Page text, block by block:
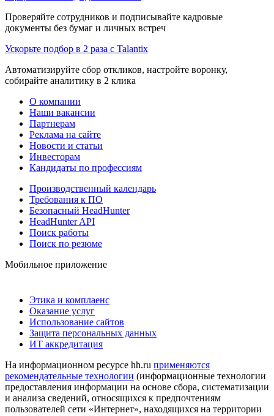
Проверяйте сотрудников и подписывайте кадровые
документы без бумаг и личных встреч
Ускорьте подбор в 2 раза с Talantix
Автоматизируйте сбор откликов, настройте воронку,
собирайте аналитику в 2 клика
О компании
Наши вакансии
Партнерам
Реклама на сайте
Новости и статьи
Инвесторам
Кандидаты по профессиям
Производственный календарь
Требования к ПО
Безопасный HeadHunter
HeadHunter API
Поиск работы
Поиск по резюме
Мобильное приложение
Этика и комплаенс
Оказание услуг
Использование сайтов
Защита персональных данных
ИТ аккредитация
На информационном ресурсе hh.ru применяются
рекомендательные технологии (информационные технологии
предоставления информации на основе сбора, систематизации
и анализа сведений, относящихся к предпочтениям
пользователей сети «Интернет», находящихся на территории